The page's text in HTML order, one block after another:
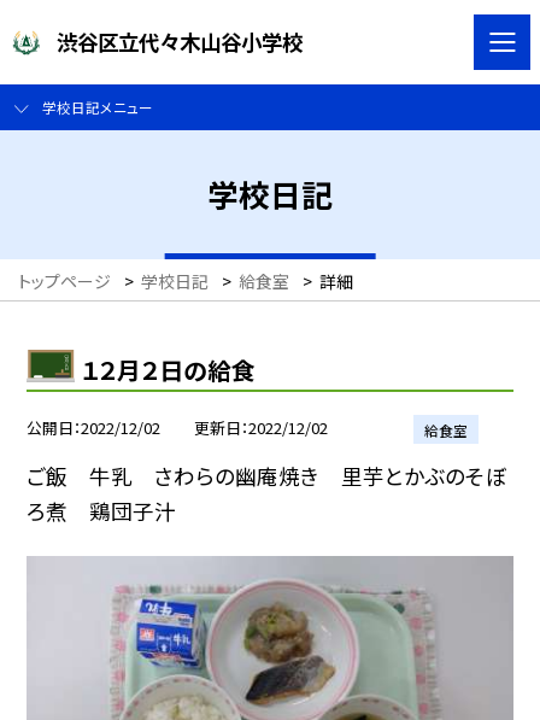
渋谷区立代々木山谷小学校
学校日記メニュー
学校日記
トップページ > 学校日記 > 給食室 > 詳細
１２月２日の給食
公開日 2022/12/02 更新日 2022/12/02 給食室
ご飯 牛乳 さわらの幽庵焼き 里芋とかぶのそぼ
ろ煮 鶏団子汁